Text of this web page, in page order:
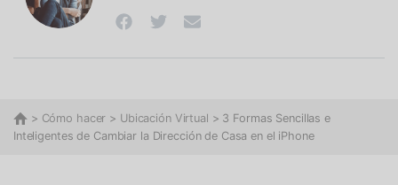
> Cómo hacer > Ubicación Virtual > 3 Formas Sencillas e
Inteligentes de Cambiar la Dirección de Casa en el iPhone